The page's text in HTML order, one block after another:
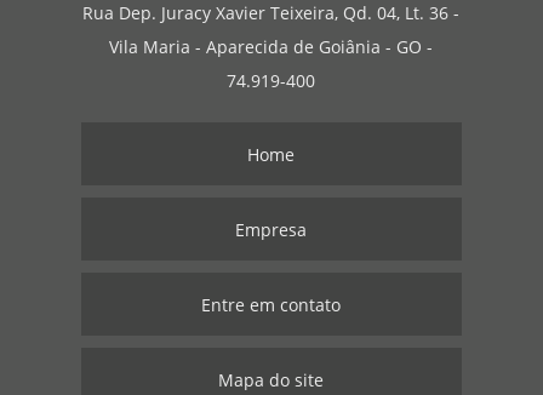
Rua Dep. Juracy Xavier Teixeira, Qd. 04, Lt. 36 -
Vila Maria - Aparecida de Goiânia - GO -
74.919-400
Home
Empresa
Entre em contato
Mapa do site